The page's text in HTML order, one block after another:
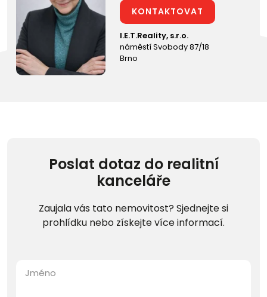
KONTAKTOVAT
I.E.T.Reality, s.r.o.
náměstí Svobody 87/18
Brno
Poslat dotaz do realitní
kanceláře
Zaujala vás tato nemovitost? Sjednejte si
prohlídku nebo získejte více informací.
Jméno